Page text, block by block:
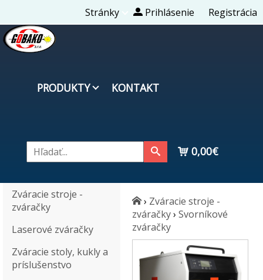
Stránky Prihlásenie Registrácia
PRODUKTY KONTAKT
0,00€
Zváracie stroje -
zváračky
Laserové zváračky
Zváracie stoly, kukly a
príslušenstvo
› Zváracie stroje -
zváračky› Svorníkové
zváračky